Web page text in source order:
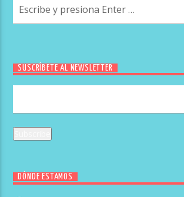
SUSCRÍBETE AL NEWSLETTER
DÓNDE ESTAMOS